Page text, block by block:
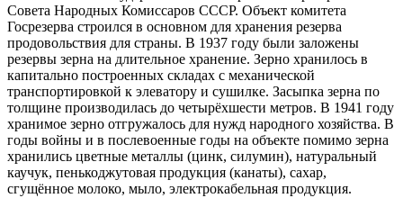
Совета Народных Комис­саров СССР. Объект комитета
Госрезерва строился в основном для хранения резерва
продовольствия для страны. В 1937 году были заложены
резервы зерна на длительное хранение. Зерно хранилось в
капитально построенных складах с механической
транспортиров­кой к элеватору и сушилке. Засыпка зерна по
толщине производилась до четырёхшести метров. В 1941 году
хранимое зерно отгружалось для нужд народного хо­зяйства. В
годы войны и в послевоенные годы на объ­екте помимо зерна
хранились цветные металлы (цинк, силумин), натуральный
каучук, пенькоджутовая про­дукция (канаты), сахар,
сгущённое молоко, мыло, элек­трокабельная продукция.